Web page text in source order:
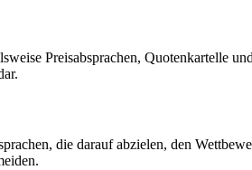
Preisabsprachen, Quotenkartelle
die darauf abzielen, den